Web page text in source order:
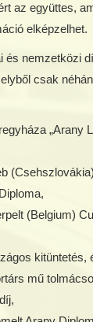
az együttes,
elképzelhet.
és nemzetközi
csak
„Arany
(Csehszlovákia)
(Belgium)
kitüntetés,
mű